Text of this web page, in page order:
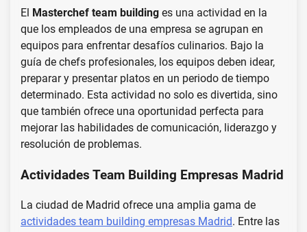
El Masterchef team building es una actividad en la
que los empleados de una empresa se agrupan en
equipos para enfrentar desafíos culinarios. Bajo la
guía de chefs profesionales, los equipos deben idear,
preparar y presentar platos en un periodo de tiempo
determinado. Esta actividad no solo es divertida, sino
que también ofrece una oportunidad perfecta para
mejorar las habilidades de comunicación, liderazgo y
resolución de problemas.
Actividades Team Building Empresas Madrid
La ciudad de Madrid ofrece una amplia gama de
actividades team building empresas Madrid. Entre las